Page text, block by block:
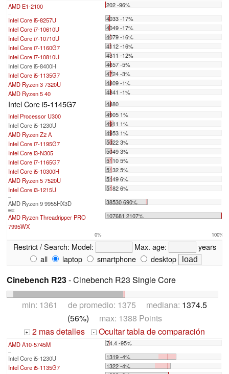
AMD E1-2100 202 -96%
...
Intel Core i5-8257U
4033 -17%
Intel Core i7-10610U
4049 -17%
Intel Core i7-10710U
4079 -16%
Intel Core i7-1160G7
4112 -16%
Intel Core i7-10810U
4311 -12%
Intel Core i5-8400H
4657 -5%
Intel Core i5-1135G7
4724 -3%
AMD Ryzen 3 7320U
4809 -1%
AMD Ryzen 5 40
4841 -1%
Intel Core i5-1145G7
4880
Intel Processor U300
4905 1%
Intel Core i5-1230U
4911 1%
AMD Ryzen Z2 A
4953 1%
Intel Core i7-1195G7
5022 3%
Intel Core i3-N305
5049 3%
Intel Core i7-1165G7
5110 5%
Intel Core i5-10300H
5132 5%
AMD Ryzen 5 7520U
5149 6%
Intel Core i3-1215U
5182 6%
...
AMD Ryzen 9 9955HX3D 38530 690%
max:
AMD Ryzen Threadripper PRO
7995WX
107681 2107%
0% 100%
Restrict / Search: Model: Max. age:
years
all
laptop smartphone desktop
Cinebench R23- Cinebench R23 Single Core
min: 1361 de promedio: 1375 mediana: 1374.5
(56%) max: 1388 Points
+ 2 mas detalles - Ocultar tabla de comparación
AMD A10-5745M 74.4 -95%
...
Intel Core i5-1230U
1319 -4%
Intel Core i5-1135G7
1322 -4%